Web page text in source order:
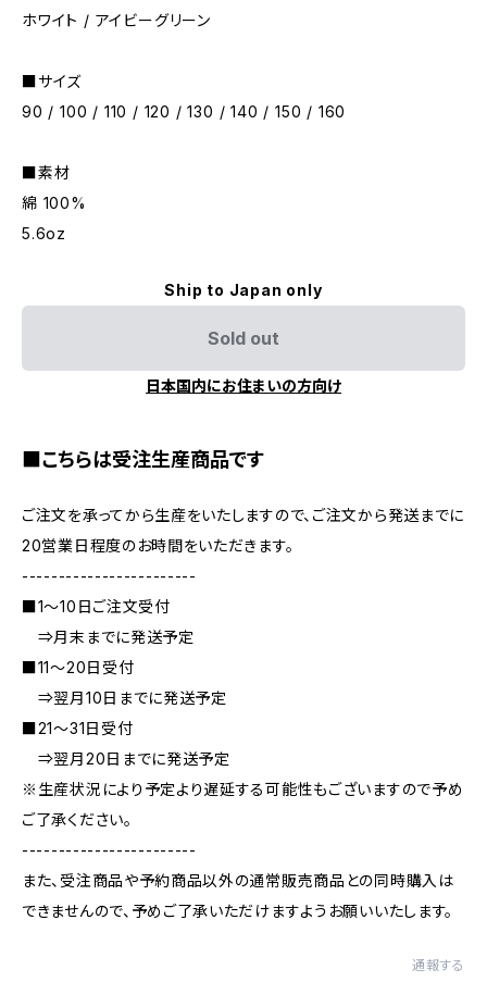
ホワイト / アイビーグリーン
■サイズ
90 / 100 / 110 / 120 / 130 / 140 / 150 / 160
■素材
綿 100%
5.6oz
Ship to Japan only
Sold out
日本国内にお住まいの方向け
■こちらは受注生産商品です
ご注文を承ってから生産をいたしますので、ご注文から発送までに
20営業日程度のお時間をいただきます。
------------------------
■1～10日ご注文受付
⇒月末までに発送予定
■11～20日受付
⇒翌月10日までに発送予定
■21～31日受付
⇒翌月20日までに発送予定
※生産状況により予定より遅延する可能性もございますので予め
ご了承ください。
------------------------
また、受注商品や予約商品以外の通常販売商品との同時購入は
できませんので、予めご了承いただけますようお願いいたします。
通報する